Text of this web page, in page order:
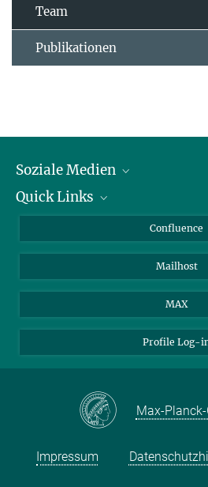
Team
Publikationen
Soziale Medien
LinkedIn
YouTube
Quick Links
Für Journalisten und
Über Tiere in der Forschung
Ihr Weg zu uns
Confluence
Mailhost
MAX
Profile Log-
Max-
Impressum